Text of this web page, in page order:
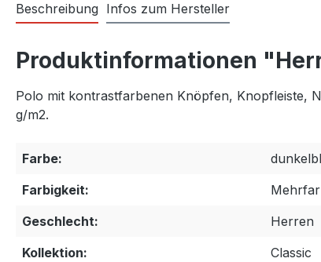
Beschreibung Infos zum Hersteller
Produktinformationen
Polo mit kontrastfarbenen Knöpfen, Knopfleiste,
g/m2.
Farbe:
Farbigkeit:
Geschlecht:
Herren
Kollektion:
Classic